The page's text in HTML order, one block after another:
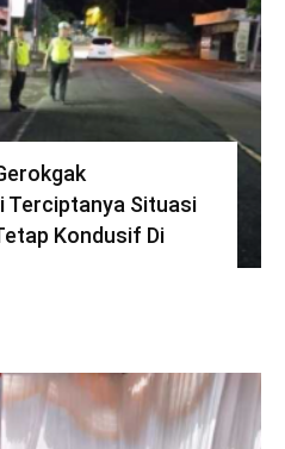
Terciptanya Situasi
Kondusif Di